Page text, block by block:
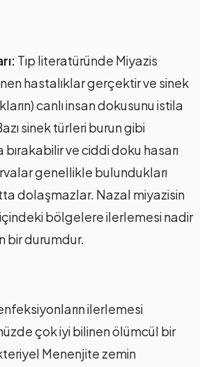
Tıp literatüründe Miyazis
hastalıklar gerçektir ve sinek
canlı insan dokusunu istila
sinek türleri burun gibi
bırakabilir ve ciddi doku hasarı
genellikle bulundukları
dolaşmazlar. Nazal miyazisin
bölgelere ilerlemesi nadir
bir durumdur.
ilerlemesi
çok iyi bilinen ölümcül bir
Menenjite zemin